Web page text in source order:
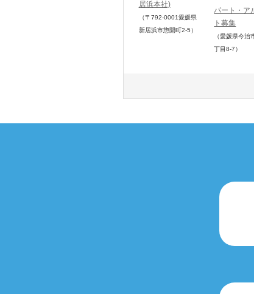
居浜本社)
（〒792-0001愛媛県
新居浜市惣開町2-5）
パート・ア
ト募集
（愛媛県今治
丁目8-7）